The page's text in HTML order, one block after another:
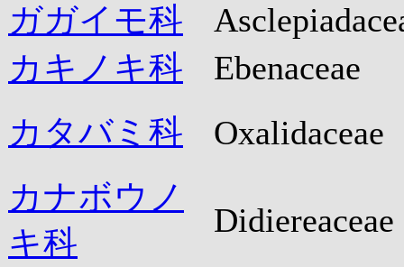
ガガイモ科
カキノキ科
Ebenaceae
カタバミ科
Oxalidaceae
カナボウノ
キ科
Didiereaceae